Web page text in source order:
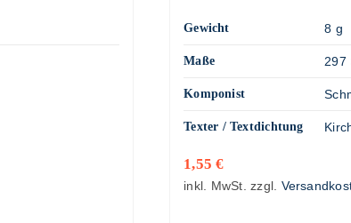
Gewicht 8 g
Maße 297
Komponist
Texter / Textdichtung
1,55€
inkl. MwSt. zzgl.